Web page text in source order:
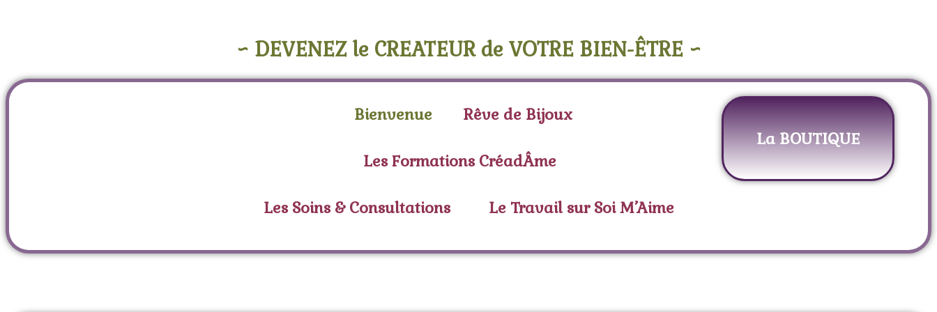
~ DEVENEZ le CREATEUR de VOTRE BIEN-ÊTRE ~
Bienvenue Rêve de Bijoux
Les Formations CréadÂme
Les Soins & Consultations Le Travail sur Soi M’Aime
La BOUTIQUE